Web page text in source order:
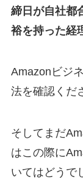
締日が自社都
裕を持った経
Amazonビジ
法を確認くだ
そしてまだ
はこの際に
いてはどうで